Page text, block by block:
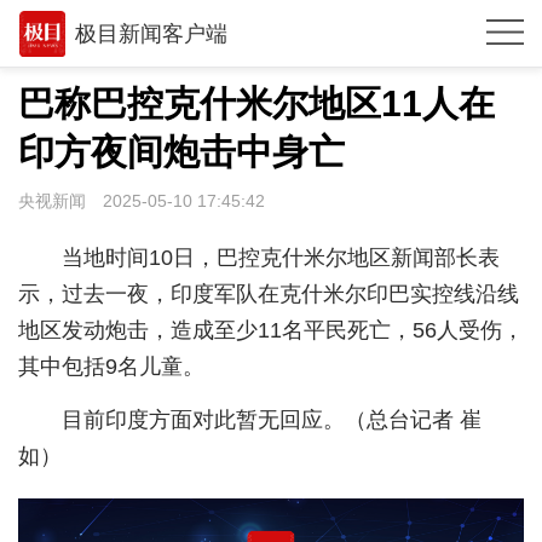
极目新闻客户端
推荐
观点
时政
武汉
世相
专题
经济
巴称巴控克什米尔地区11人在
印方夜间炮击中身亡
央视新闻 2025-05-10 17:45:42
当地时间10日，巴控克什米尔地区新闻部长表
示，过去一夜，印度军队在克什米尔印巴实控线沿线
地区发动炮击，造成至少11名平民死亡，56人受伤，
其中包括9名儿童。
目前印度方面对此暂无回应。（总台记者 崔
如）